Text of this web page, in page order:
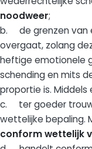
noodweer;
b. de grenzen van
overgaat, zolang
heftige emotionele
schending en mits
proportie is. Middels
c. ter goeder
wettelijke bepaling.
conform wettelijk